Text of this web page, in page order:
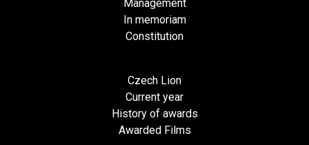
Management
In memoriam
Constitution
Czech Lion
Current year
History of awards
Awarded Films